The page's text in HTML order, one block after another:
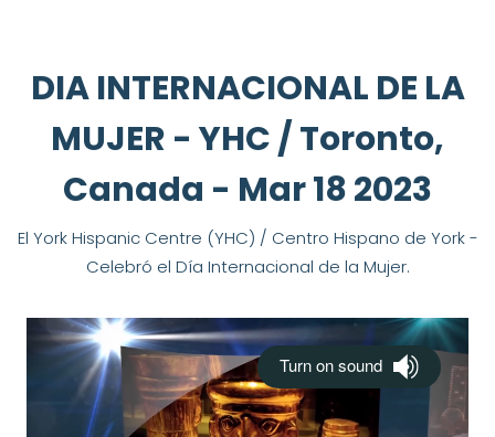
DIA INTERNACIONAL DE LA
MUJER - YHC / Toronto,
Canada - Mar 18 2023
El York Hispanic Centre (YHC) / Centro Hispano de York -
Celebró el Día Internacional de la Mujer.